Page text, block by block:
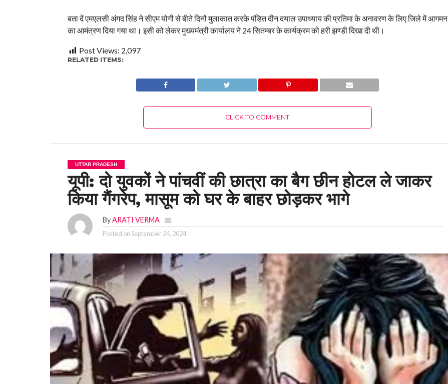
बता दें एमएलसी अंगद सिंह ने सीएम योगी से बीते दिनों मुलाकात करके पंडित दीन दयाल उपाध्याय की प्रतिमा के अनावरण के लिए जिले में आगमन
का आमंत्रण दिया गया था। इसी को लेकर मुख्यमंत्री कार्यालय ने 24 सितम्बर के कार्यक्रम को हरी झण्डी दिखा दी थी।
Post Views: 2,097
RELATED ITEMS:
CLICK TO COMMENT
UTTAR PRADESH
यूपी: दो युवकों ने पांचवीं की छात्रा का बैग छीन होटल ले जाकर
किया गैंगरेप, मासूम को घर के बाहर छोड़कर भागे
ByARATI VERMA
Posted onSeptember 24, 2024